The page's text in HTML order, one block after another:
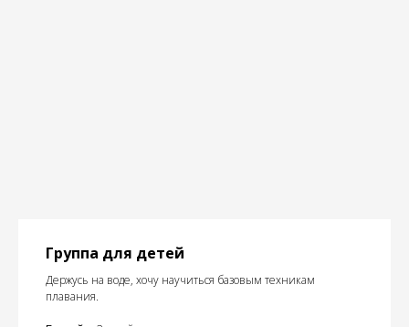
Группа для детей
Держусь на воде, хочу научиться базовым техникам
плавания.